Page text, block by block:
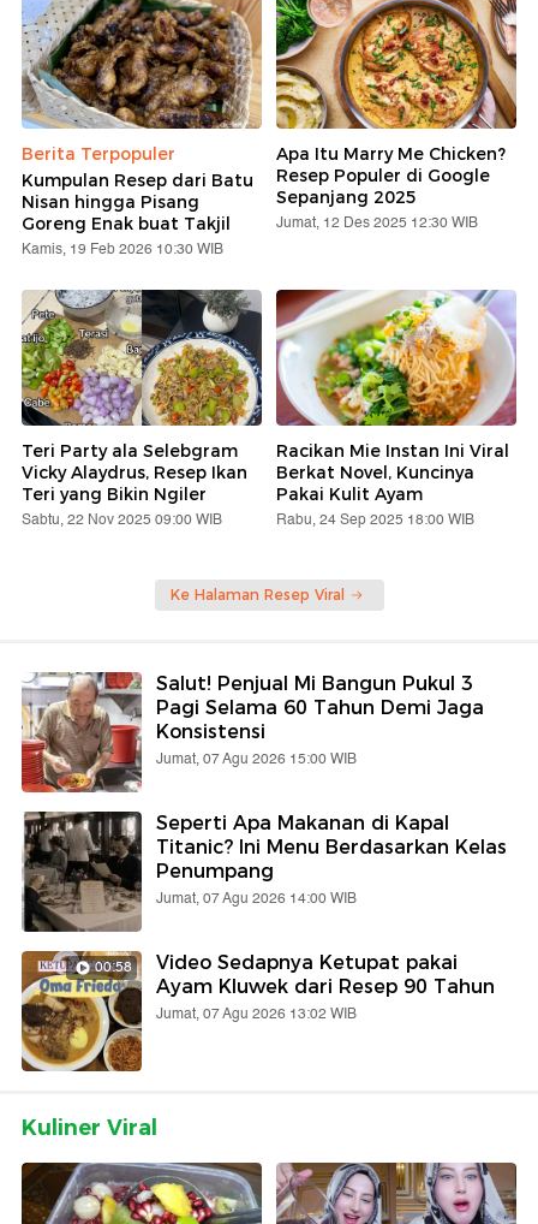
Berita Terpopuler
Kumpulan Resep dari Batu
Nisan hingga Pisang
Goreng Enak buat Takjil
Kamis, 19 Feb 2026 10:30 WIB
Apa Itu Marry Me Chicken?
Resep Populer di Google
Sepanjang 2025
Jumat, 12 Des 2025 12:30 WIB
Teri Party ala Selebgram
Vicky Alaydrus, Resep Ikan
Teri yang Bikin Ngiler
Sabtu, 22 Nov 2025 09:00 WIB
Racikan Mie Instan Ini Viral
Berkat Novel, Kuncinya
Pakai Kulit Ayam
Rabu, 24 Sep 2025 18:00 WIB
Ke Halaman Resep Viral
Salut! Penjual Mi Bangun Pukul 3
Pagi Selama 60 Tahun Demi Jaga
Konsistensi
Jumat, 07 Agu 2026 15:00 WIB
Seperti Apa Makanan di Kapal
Titanic? Ini Menu Berdasarkan Kelas
Penumpang
Jumat, 07 Agu 2026 14:00 WIB
00:58
Video Sedapnya Ketupat pakai
Ayam Kluwek dari Resep 90 Tahun
Jumat, 07 Agu 2026 13:02 WIB
Kuliner Viral